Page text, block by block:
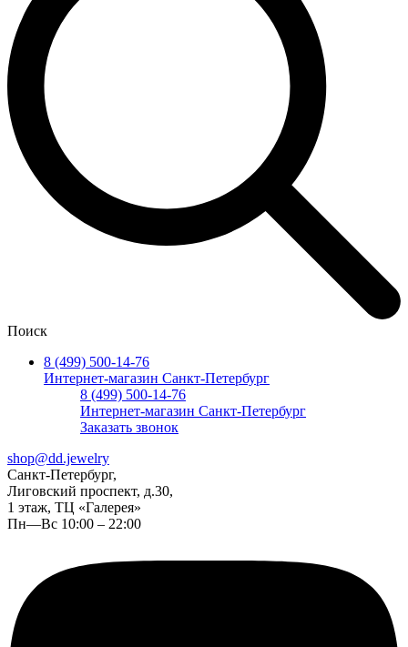
Поиск
8 (499) 500-14-76
Интернет-магазин Санкт-Петербург
8 (499) 500-14-76
Интернет-магазин Санкт-Петербург
Заказать звонок
shop@dd.jewelry
Санкт-Петербург,
Лиговский проспект, д.30,
1 этаж, ТЦ «Галерея»
Пн—Вс 10:00 – 22:00